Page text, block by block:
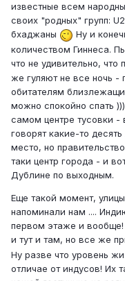
известные всем
своих "родных" групп:
бхаджаны
Ну и
количеством Гиннеса.
что не удивительно, что
же гуляют не все ночь -
обитателям
можно спокойно спать
самом центре тусовки -
говорят какие-то
место, но
таки центр города - и
Дублине по выходным.
Еще такой момент,
напоминали нам ....
первом этаже и вообще!
и тут и там, но все же
Ну разве что уровень
отличае от индусов! Их